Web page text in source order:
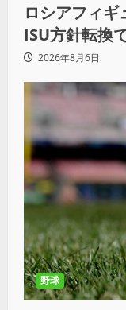
ロシアフィ
ISU方針転換
2026年8月6日
野球